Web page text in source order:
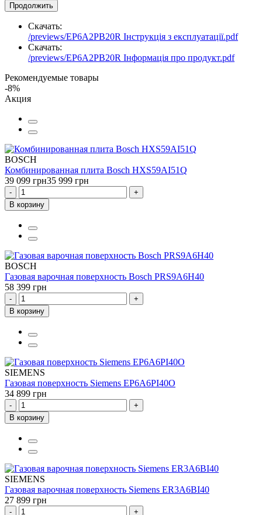
Продолжить
Скачать:
/previews/EP6A2PB20R Інструкція з експлуатації.pdf
Скачать:
/previews/EP6A2PB20R Інформація про продукт.pdf
Рекомендуемые товары
-8%
Акция
BOSCH
Комбинированная плита Bosch HXS59AI51Q
39 099 грн35 999 грн
-
+
В корзину
BOSCH
Газовая варочная поверхность Bosch PRS9A6H40
58 399 грн
-
+
В корзину
SIEMENS
Газовая поверхность Siemens EP6A6PI40O
34 899 грн
-
+
В корзину
SIEMENS
Газовая варочная поверхность Siemens ER3A6BI40
27 899 грн
- +